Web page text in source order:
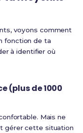
voyons comment
fonction de ta
à identifier où
(plus de 1000
Mais ne
gérer cette situation